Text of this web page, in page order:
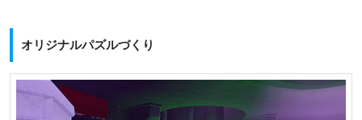
オリジナルパズルづくり